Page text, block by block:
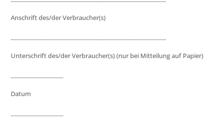
Anschrift des/der Verbraucher(s)
Unterschrift des/der Verbraucher(s) (nur bei Mitteilung auf Papier)
Datum